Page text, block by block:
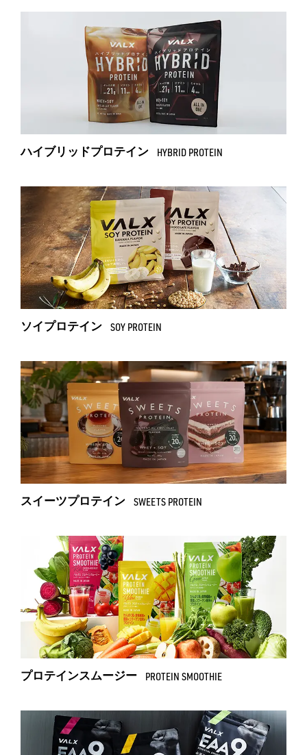
ハイブリッドプロテイン HYBRID PROTEIN
ソイプロテイン SOY PROTEIN
スイーツプロテイン SWEETS PROTEIN
プロテインスムージー PROTEIN SMOOTHIE